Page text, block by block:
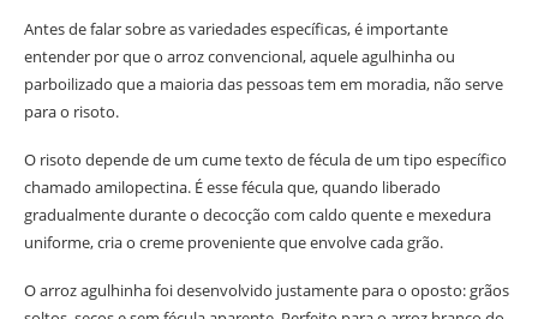
Antes de falar sobre as variedades específicas, é importante
entender por que o arroz convencional, aquele agulhinha ou
parboilizado que a maioria das pessoas tem em moradia, não serve
para o risoto.
O risoto depende de um cume texto de fécula de um tipo específico
chamado amilopectina. É esse fécula que, quando liberado
gradualmente durante o decocção com caldo quente e mexedura
uniforme, cria o creme proveniente que envolve cada grão.
O arroz agulhinha foi desenvolvido justamente para o oposto: grãos